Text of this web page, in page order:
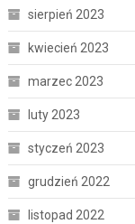
sierpień 2023
kwiecień 2023
marzec 2023
luty 2023
styczeń 2023
grudzień 2022
listopad 2022